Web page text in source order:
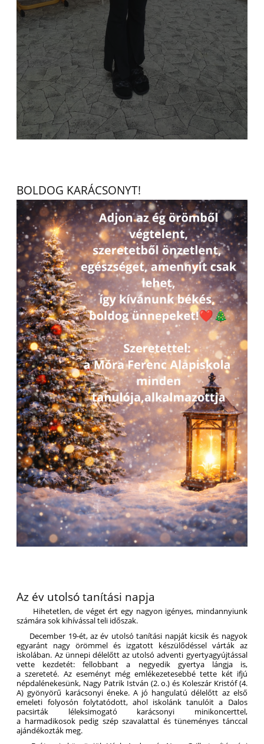
BOLDOG KARÁCSONYT!
Az év utolsó tanítási napja
Hihetetlen, de véget ért egy nagyon igényes, mindannyiunk
számára sok kihívással teli időszak.
December 19-ét, az év utolsó tanítási napját kicsik és nagyok
egyaránt nagy örömmel és izgatott készülődéssel várták az
iskolában. Az ünnepi délelőtt az utolsó adventi gyertyagyújtással
vette kezdetét: fellobbant a negyedik gyertya lángja is,
a szereteté. Az eseményt még emlékezetesebbé tette két ifjú
népdalénekesünk, Nagy Patrik István (2. o.) és Koleszár Kristóf (4.
A) gyönyörű karácsonyi éneke. A jó hangulatú délelőtt az első
emeleti folyosón folytatódott, ahol iskolánk tanulóit a Dalos
pacsirták léleksimogató karácsonyi minikoncerttel,
a harmadikosok pedig szép szavalattal és tüneményes tánccal
ajándékozták meg.